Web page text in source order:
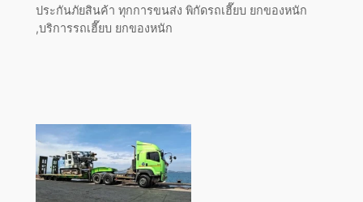
ประกันภัยสินค้า ทุกการขนส่ง พิกัดรถเฮี๊ยบ ยกของหนัก
,บริการรถเฮี๊ยบ ยกของหนัก